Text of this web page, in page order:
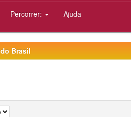
Percorrer: Ajuda
Brasil